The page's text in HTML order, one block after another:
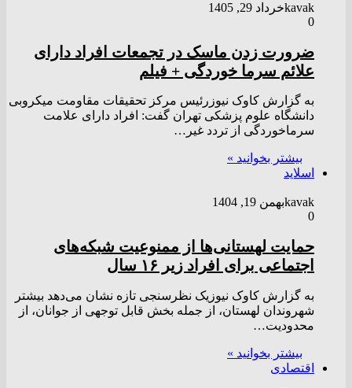
kavakخرداد 29, 1405
0
ضرورت زدن ماسک در تجمعات افراد دارای
علائم سرما خوردگی + فیلم
به گزارش کاوک نیوزرئیس مرکز تحقیقات مقاومت میکروبی
دانشگاه علوم پزشکی تهران گفت: افراد دارای علامت
سرماخوردگی از تردد غیر…
بیشتر بخوانید »
اسلاید
kavakبهمن 19, 1404
0
حمایت لهستانی‌ها از ممنوعیت شبکه‌های
اجتماعی برای افراد زیر ۱۶ سال
به گزارش کاوک نیوزیک نظرسنجی تازه نشان می‌دهد بیشتر
شهروندان لهستان، از جمله بخش قابل توجهی از جوانان، از
محدودیت…
بیشتر بخوانید »
اقتصادی